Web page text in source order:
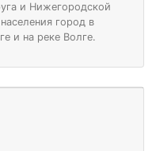
и Нижегородской
город в
и на реке Волге.